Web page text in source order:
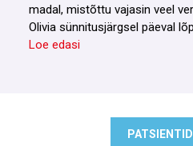
madal, mistõttu vajasin veel
Olivia sünnitusjärgsel päeval
Loe edasi